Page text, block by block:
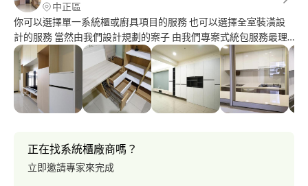
中正區
你可以選擇單一系統櫃或廚具項目的服務 也可以選擇全室裝潢設
計的服務 當然由我們設計規劃的案子 由我們專案式統包服務最理
想 公司成立10幾年來 一直秉持誠正信實的理念 還有源源不絕的熱
忱與專業 不斷的幫客戶解決他們遇到的問題 滿足居家空間的機能
需求 建構屬於全家人的幸福空間
正在找系統櫃廠商嗎？
立即邀請專家來完成